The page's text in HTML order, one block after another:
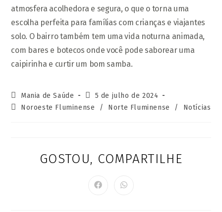
atmosfera acolhedora e segura, o que o torna uma
escolha perfeita para famílias com crianças e viajantes
solo. O bairro também tem uma vida noturna animada,
com bares e botecos onde você pode saborear uma
caipirinha e curtir um bom samba.
Autor
do
Mania de Saúde
Post
publicado:
5 de julho de 2024
Categoria
Noroeste Fluminense / Norte Fluminense / Notícias
GOSTOU, COMPARTILHEESTE
Abre
Abre